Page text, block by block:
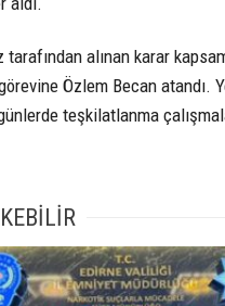
tarafından alınan karar
Özlem Becan atandı.
teşkilatlanma